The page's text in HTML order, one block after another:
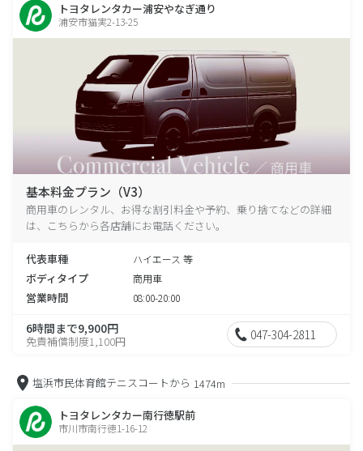
トヨタレンタカー浦安やなぎ通り
浦安市猫実2-13-25
基本料金プラン（V3）
商用車のレンタル、お得な割引料金や予約、乗り捨てなどの詳細
は、こちらから各店舗にお電話ください。
代表車種 ハイエース 等
ボディタイプ 商用車
営業時間 08:00-20:00
6時間まで9,900円
免責補償制度1,100円 047-304-2811
塩浜市民体育館テニスコートから 1474m
トヨタレンタカー南行徳駅前
市川市南行徳1-16-12